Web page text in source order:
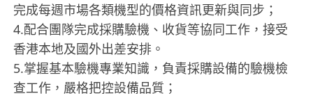
完成每週市場各類機型的價格資訊更新與同步；
4.配合團隊完成採購驗機、收貨等協同工作，接受
香港本地及國外出差安排。
5.掌握基本驗機專業知識，負責採購設備的驗機檢
查工作，嚴格把控設備品質；